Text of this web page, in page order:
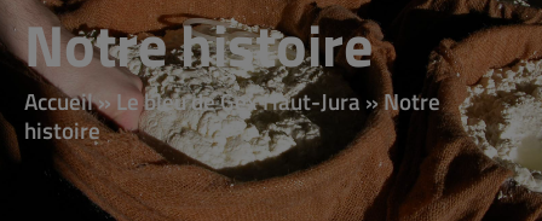
Notre histoire
Accueil»Le bleu de Gex Haut-Jura »Notre
histoire